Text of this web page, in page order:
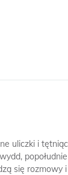
uliczki i
się